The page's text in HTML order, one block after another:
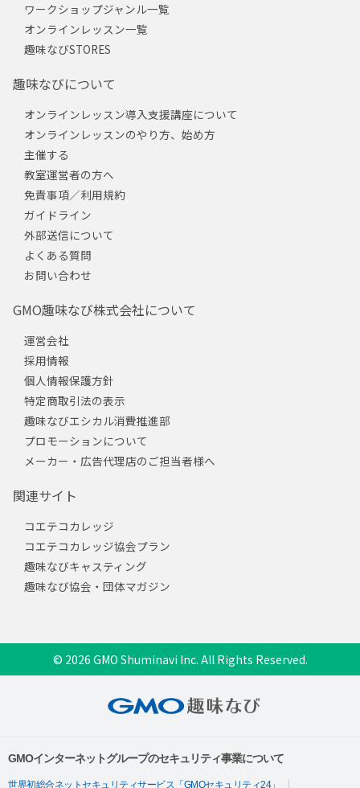
ワークショップジャンル一覧
オンラインレッスン一覧
趣味なびSTORES
趣味なびについて
オンラインレッスン導入支援講座について
オンラインレッスンのやり方、始め方
主催する
教室運営者の方へ
免責事項／利用規約
ガイドライン
外部送信について
よくある質問
お問い合わせ
GMO趣味なび株式会社について
運営会社
採用情報
個人情報保護方針
特定商取引法の表示
趣味なびエシカル消費推進部
プロモーションについて
メーカー・広告代理店のご担当者様へ
関連サイト
コエテコカレッジ
コエテコカレッジ協会プラン
趣味なびキャスティング
趣味なび協会・団体マガジン
© 2026 GMO Shuminavi Inc. All Rights Reserved.